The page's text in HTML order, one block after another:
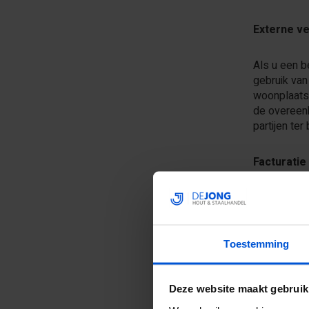
Toestemming
Deze website maakt
Externe
Als u een
gebruik
de
partijen ter
Voor
adres en
van
verplicht
hierboven
Algemeen